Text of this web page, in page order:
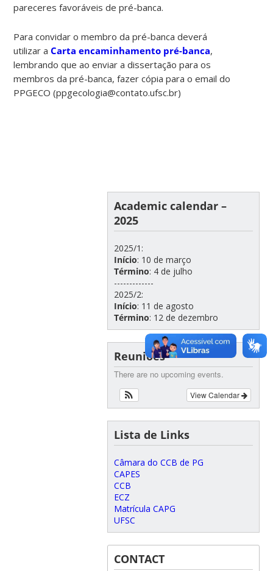
pareceres favoráveis de pré-banca.
Para convidar o membro da pré-banca deverá
utilizar aCarta encaminhamento pré-banca,
lembrando que ao enviar a dissertação para os
membros da pré-banca, fazer cópia para o email do
PPGECO (ppgecologia@contato.ufsc.br)
Academic calendar –
2025
2025/1:
Início: 10 de março
Término: 4 de julho
-------------
2025/2:
Início: 11 de agosto
Término: 12 de dezembro
Reuniões
There are no upcoming events.
View Calendar
Lista de Links
Câmara do CCB de PG
CAPES
CCB
ECZ
Matrícula CAPG
UFSC
CONTACT